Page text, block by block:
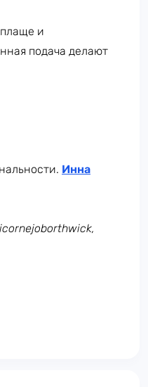
и
подача делают
Инна